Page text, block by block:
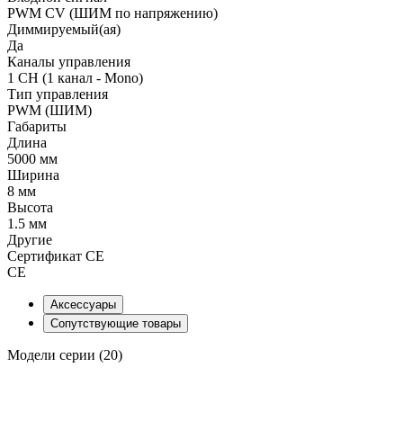
PWM СV (ШИМ по напряжению)
Диммируемый(ая)
Да
Каналы управления
1 CH (1 канал - Mono)
Тип управления
PWM (ШИМ)
Габариты
Длина
5000 мм
Ширина
8 мм
Высота
1.5 мм
Другие
Сертификат CE
CE
Аксессуары
Сопутствующие товары
Модели серии (20)